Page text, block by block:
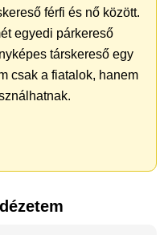
férfi és nő között.
egyedi párkereső
társkereső egy
csak a fiatalok, hanem